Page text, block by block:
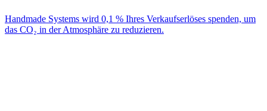
Handmade Systems wird 0,1 % Ihres Verkaufserlöses spenden, um
das CO₂ in der Atmosphäre zu reduzieren.